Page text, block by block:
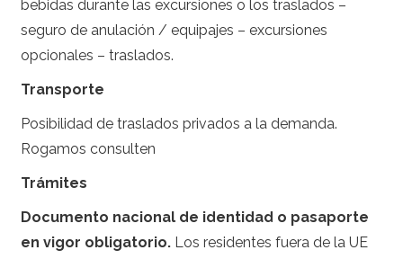
bebidas durante las excursiones o los traslados –
seguro de anulación / equipajes – excursiones
opcionales – traslados.
Transporte
Posibilidad de traslados privados a la demanda.
Rogamos consulten
Trámites
Documento nacional de identidad o pasaporte
en vigor obligatorio. Los residentes fuera de la UE